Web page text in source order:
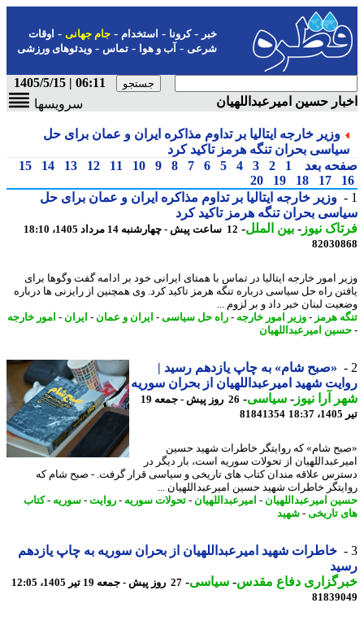
-کرونا-استخدام- جام جهانی-اوقات
شرعی-آب و هوا-تماس-ویدئوهای ورزشی
06:11 | 1405/5/15
حسین امیرعبداللهیان
سرویسها
وزیر خارجه ایتالیا بر تداوم مذاکره ایران و عمان برای حل
بحران تنگه هرمز تاکید کرد
بعد
1
2
3
4
5
6
7
8
9
10
11
12
13
14
15
17
18
19
20
وزیر خارجه ایتالیا بر تداوم مذاکره ایران و عمان برای حل
بحران تنگه هرمز تاکید کرد
نیوز-بین الملل-12 ساعت پیش - چهارشنبه 14 مرداد 1405، 18:10
امور خارجه ایتالیا در تماس با همتای ایرانی خود بر ادامه گفت وگوها برای
راه حل سیاسی درباره تنگه هرمز تاکید کرد. وی همچنین از رایزنی ها درباره
لبنان خبر داد و بر لزوم ...
هرمز- وزیر امور خارجه-راه حل سیاسی-ایران و عمان-ایران -
امور خارجه
امیرعبداللهیان
«صبح شام» به چاپ یازدهم رسید |
شهید امیرعبداللهیان از بحران سوریه
آرا نیوز-سیاسی-
26 روز پیش - جمعه 19
81841354
شام» که روایتگر خاطرات شهید حسین
از تحولات سوریه است، بار دیگر در
علاقه مندان کتاب های تاریخی و سیاسی قرار گرفت. - صبح شام که
خاطرات شهید حسین امیرعبداللهیان ...
امیرعبداللهیان-امیرعبداللهیان-تحولات سوریه- روایت-سوریه- کتاب
تاریخی -شهید
خاطرات شهید امیرعبداللهیان از بحران سوریه به چاپ یازدهم
دفاع مقدس-سیاسی-27 روز پیش - جمعه 19 تیر 1405، 12:05